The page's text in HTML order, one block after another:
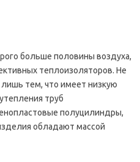
больше половины воздуха,
теплоизоляторов. Не
тем, что имеет низкую
труб
полуцилиндры,
обладают массой